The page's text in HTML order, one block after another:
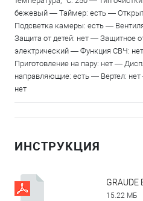
бежевый — Таймер: есть —
Подсветка камеры: есть —
Защита от детей: нет — Защитное
электрический — Функция СВЧ:
Приготовление на пару: нет —
направляющие: есть — Вертел:
нет
ИНСТРУКЦИЯ
GRAUDE
15.22 МБ